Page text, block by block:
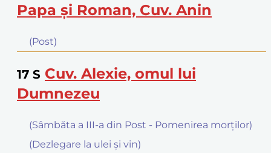
Papa şi Roman, Cuv. Anin
(Post)
17 S Cuv. Alexie, omul lui
Dumnezeu
(Sâmbăta a III-a din Post - Pomenirea morţilor)
(Dezlegare la ulei şi vin)